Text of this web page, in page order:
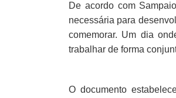
De acordo com
necessária para
comemorar. Um dia
trabalhar de forma
O documento